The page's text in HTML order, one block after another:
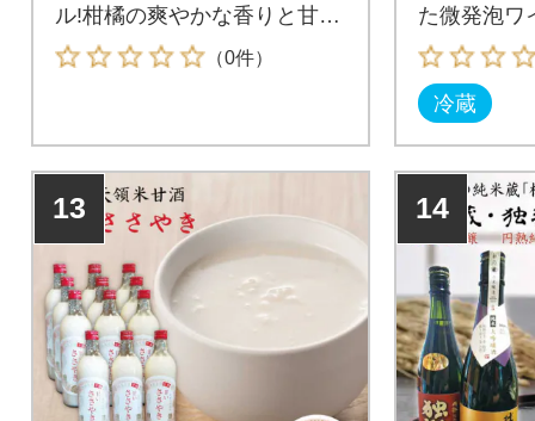
ル!柑橘の爽やかな香りと甘み
のあるお酒で至福のひととき
をお過ごしください。福岡県
クなどすべてのバランスが最
も良くなるよう独自にブレン
ドし、リキュールに仕上げま
（0件）
た微発泡ワ
これからも
創業以降、
ってきた会
糸島で初め
誕生したワ
特徴の甲州
発泡ワイン
冷蔵
13 14